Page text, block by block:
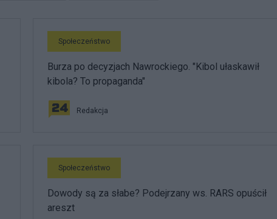
Społeczeństwo
Burza po decyzjach Nawrockiego. "Kibol ułaskawił
kibola? To propaganda"
Redakcja
Społeczeństwo
Dowody są za słabe? Podejrzany ws. RARS opuścił
areszt